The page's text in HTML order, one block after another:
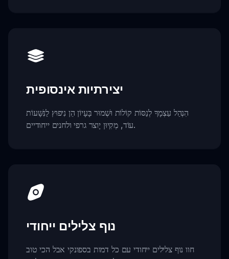
יצירתיות אינסופית
הִנְהַל עַצְמָךָ לְנַסּוֹת קוֹלוֹת וּשְׁמוּר בָּעָיוֹן הֵן נִיפוּץ לַנִּשָּׁעוֹת
עוֹד, מְקִיוּן יָוצר גרפי ולחנים ייחודיים.
נוף צלילים ייחודי
חוו נוף צלילים ייחודי עם כל דמות בספונקי אבל הכי טוב